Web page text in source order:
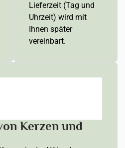
Lieferzeit (Tag und
Uhrzeit) wird mit
Ihnen später
vereinbart.
Kerzen und